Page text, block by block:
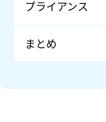
プライアンス
まとめ